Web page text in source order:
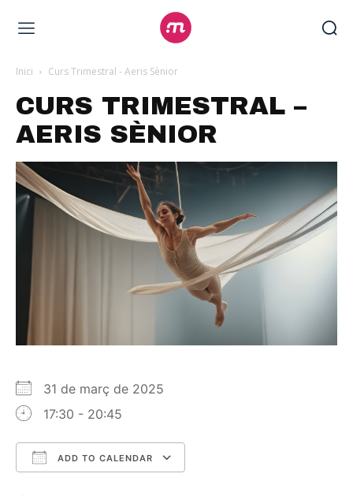
Inici Curs Trimestral - Aeris Sènior
CURS TRIMESTRAL –
AERIS SÈNIOR
31 de març de 2025
17:30 - 20:45
ADD TO CALENDAR